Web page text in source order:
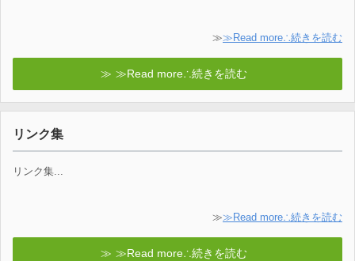
≫≫Read more∴続きを読む
≫Read more∴続きを読む
リンク集
リンク集...
≫≫Read more∴続きを読む
≫Read more∴続きを読む